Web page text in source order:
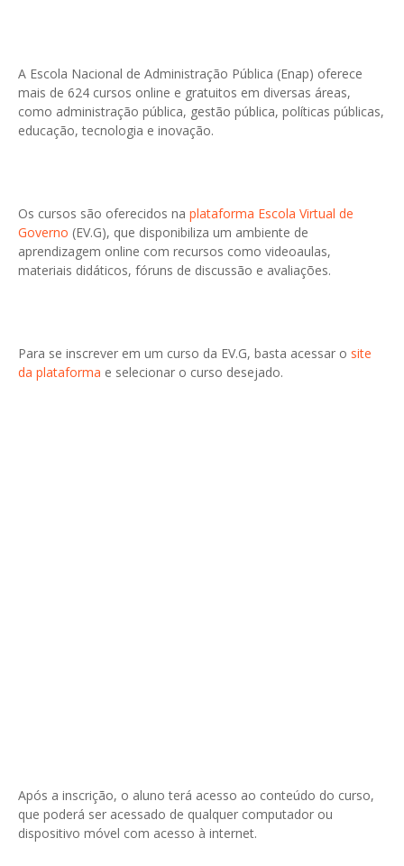
A Escola Nacional de Administração Pública (Enap) oferece
mais de 624 cursos online e gratuitos em diversas áreas,
como administração pública, gestão pública, políticas públicas,
educação, tecnologia e inovação.
Os cursos são oferecidos na plataforma Escola Virtual de
Governo (EV.G), que disponibiliza um ambiente de
aprendizagem online com recursos como videoaulas,
materiais didáticos, fóruns de discussão e avaliações.
Para se inscrever em um curso da EV.G, basta acessar o site
da plataforma e selecionar o curso desejado.
Após a inscrição, o aluno terá acesso ao conteúdo do curso,
que poderá ser acessado de qualquer computador ou
dispositivo móvel com acesso à internet.